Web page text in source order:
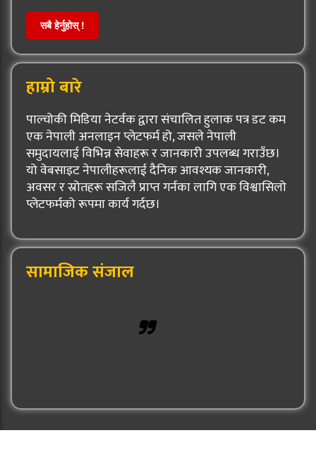
सबै हेर्नुहोस् !
हाम्रो बारे
पाल्चोकी मिडिया नेटर्वक द्वारा संचालित हुलाक पत्र डट कम
एक नेपाली अनलाइन प्लेटफर्म हो, जसले नेपाली
समुदायलाई विभिन्न सेवाहरू र जानकारी उपलब्ध गराउँछ।
यो वेबसाइट नेपालीहरूलाई दैनिक आवश्यक जानकारी,
अवसर र स्रोतहरू सजिलै प्राप्त गर्नका लागि एक विश्वासिलो
प्लेटफर्मको रूपमा कार्य गर्दछ।
सामाजिक संजाल